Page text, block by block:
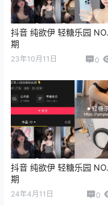
抖音 纯欲伊 轻糖乐园
期
23年10月11日 0
抖音 纯欲伊 轻糖乐园
期
24年4月11日 0